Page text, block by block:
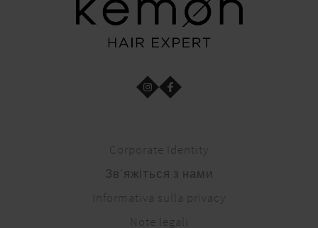
Corporate Identity
Зв'яжіться з нами
Informativa sulla privacy
Note legali